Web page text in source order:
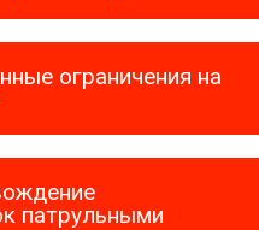
ограничения на
патрульными